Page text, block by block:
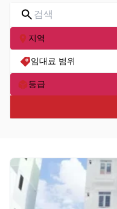
지역
임대료 범위
등급